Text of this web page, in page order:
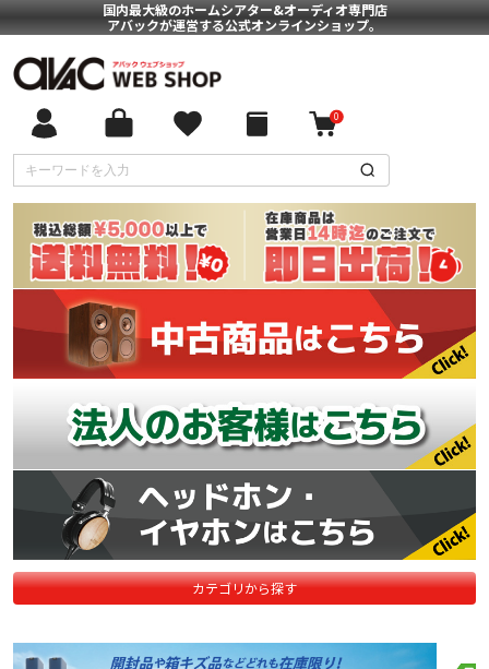
国内最大級のホームシアター&オーディオ専門店
アバックが運営する公式オンラインショップ。
0
カテゴリから探す